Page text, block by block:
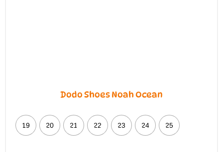
Dodo Shoes Noah Ocean
19 20 21 22 23 24 25